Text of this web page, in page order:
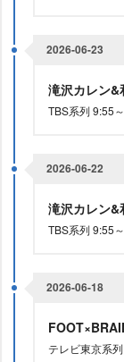
2026-06-23
滝沢カレン&
TBS系列 9:55
2026-06-22
滝沢カレン&
TBS系列 9:55
2026-06-18
テレビ東京系